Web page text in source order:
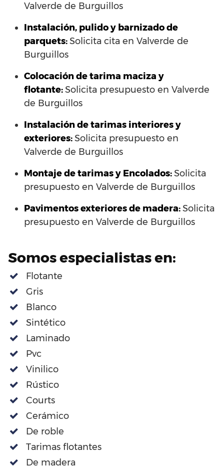
Valverde de Burguillos
Instalación, pulido y barnizado de
parquets:Solicita cita en Valverde de
Burguillos
Colocación de tarima maciza y
flotante:Solicita presupuesto en Valverde
de Burguillos
Instalación de tarimas interiores y
exteriores:Solicita presupuesto en
Valverde de Burguillos
Montaje de tarimas y Encolados:Solicita
presupuesto en Valverde de Burguillos
Pavimentos exteriores de madera:Solicita
presupuesto en Valverde de Burguillos
Somos especialistas en:
Flotante
Gris
Blanco
Sintético
Laminado
Pvc
Vinilico
Rústico
Courts
Cerámico
De roble
Tarimas flotantes
De madera